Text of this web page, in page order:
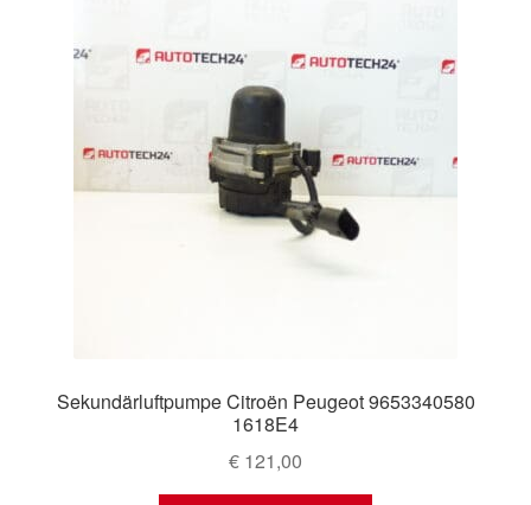
Lieferung
Sekundärluftpumpe Citroën Peugeot 9653340580
1618E4
€ 121,00